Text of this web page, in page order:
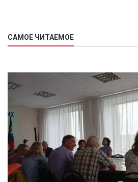
САМОЕ ЧИТАЕМОЕ